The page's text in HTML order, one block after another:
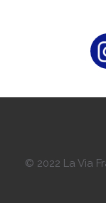
© 2022 La Via